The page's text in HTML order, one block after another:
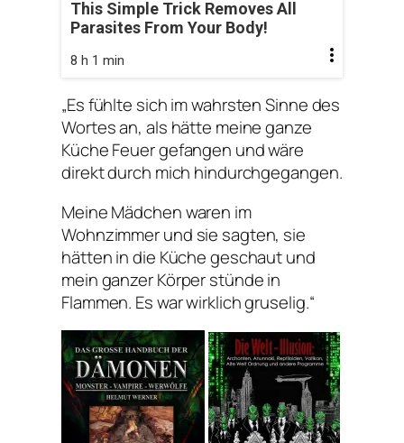
This Simple Trick Removes All
Parasites From Your Body!
8 h 1 min
„Es fühlte sich im wahrsten Sinne des
Wortes an, als hätte meine ganze
Küche Feuer gefangen und wäre
direkt durch mich hindurchgegangen.
Meine Mädchen waren im
Wohnzimmer und sie sagten, sie
hätten in die Küche geschaut und
mein ganzer Körper stünde in
Flammen. Es war wirklich gruselig.“